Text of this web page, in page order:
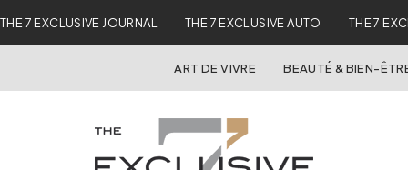
THE 7 EXCLUSIVE JOURNAL THE 7 EXCLUSIVE AUTO THE 7
ART DE VIVRE BEAUTÉ & BIEN-